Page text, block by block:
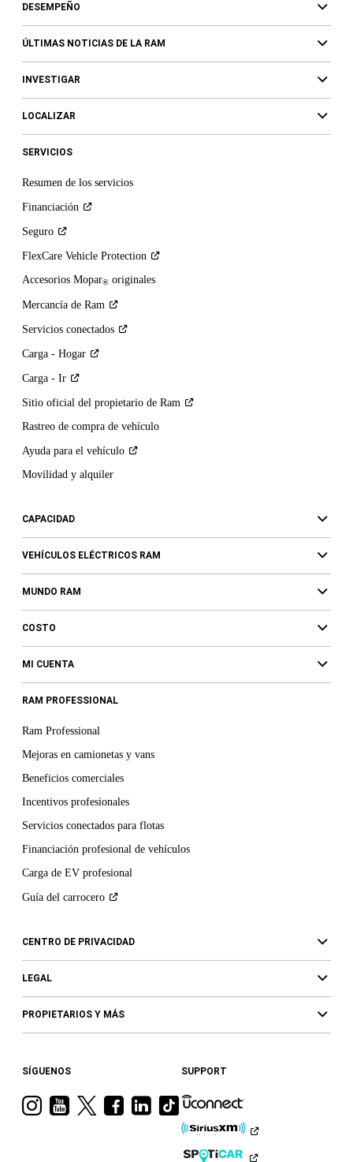
DESEMPEÑO
ÚLTIMAS NOTICIAS DE LA RAM
INVESTIGAR
LOCALIZAR
SERVICIOS
Resumen de los servicios
Financiación
Seguro
FlexCare Vehicle Protection
Accesorios Mopar®originales
Mercancía de Ram
Servicios conectados
Carga - Hogar
Carga - Ir
Sitio oficial del propietario de Ram
Rastreo de compra de vehículo
Ayuda para el vehículo
Movilidad y alquiler
CAPACIDAD
VEHÍCULOS ELÉCTRICOS RAM
MUNDO RAM
COSTO
MI CUENTA
RAM PROFESSIONAL
Ram Professional
Mejoras en camionetas y vans
Beneficios comerciales
Incentivos profesionales
Servicios conectados para flotas
Financiación profesional de vehículos
Carga de EV profesional
Guía del carrocero
CENTRO DE PRIVACIDAD
LEGAL
PROPIETARIOS Y MÁS
SÍGUENOS
VisitaVisitaVisitaVisitaVisita
Ram
Visita
a
Ram
SUPPORT